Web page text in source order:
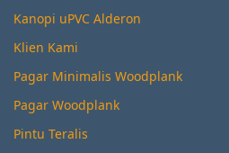
Kanopi uPVC Alderon
Klien Kami
Pagar Minimalis Woodplank
Pagar Woodplank
Pintu Teralis